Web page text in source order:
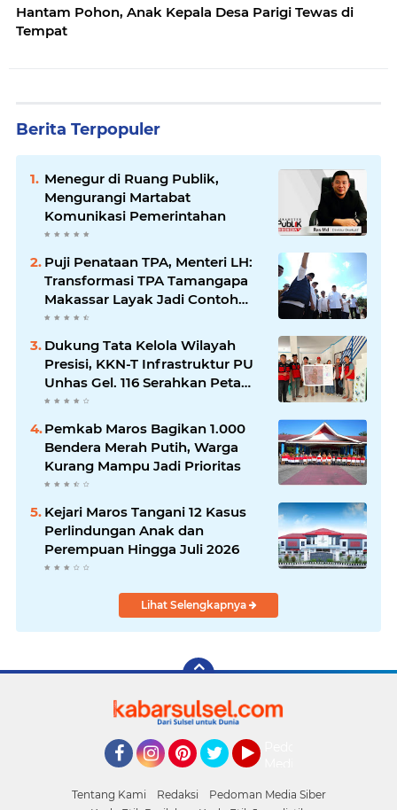
Hantam Pohon, Anak Kepala Desa Parigi Tewas di
Tempat
Berita Terpopuler
Menegur di Ruang Publik,
Mengurangi Martabat
Komunikasi Pemerintahan
Puji Penataan TPA, Menteri LH:
Transformasi TPA Tamangapa
Makassar Layak Jadi Contoh
Nasional
Dukung Tata Kelola Wilayah
Presisi, KKN-T Infrastruktur PU
Unhas Gel. 116 Serahkan Peta
Batas Dusun Berbasis GIS ke
Pemkab Maros Bagikan 1.000
Bendera Merah Putih, Warga
Kurang Mampu Jadi Prioritas
Kejari Maros Tangani 12 Kasus
Perlindungan Anak dan
Perempuan Hingga Juli 2026
Lihat Selengkapnya
Tentang Kami Redaksi
Pedoman Media Siber